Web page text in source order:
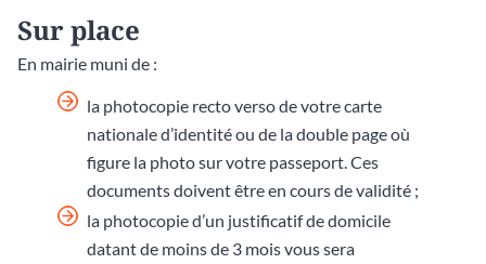
Sur place
En mairie muni de :
la photocopie recto verso de votre carte
nationale d’identité ou de la double page où
figure la photo sur votre passeport. Ces
documents doivent être en cours de validité ;
la photocopie d’un justificatif de domicile
datant de moins de 3 mois vous sera